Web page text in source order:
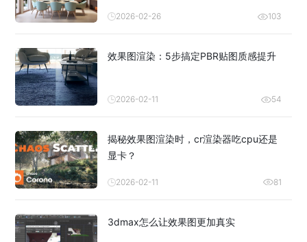
2026-02-26 103
效果图渲染：5步搞定PBR贴图质感提升
2026-02-11 54
揭秘效果图渲染时，cr渲染器吃cpu还是
显卡？
2026-02-11 81
3dmax怎么让效果图更加真实